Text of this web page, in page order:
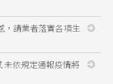
，請業者落實各項生
未依規定通報疫情將